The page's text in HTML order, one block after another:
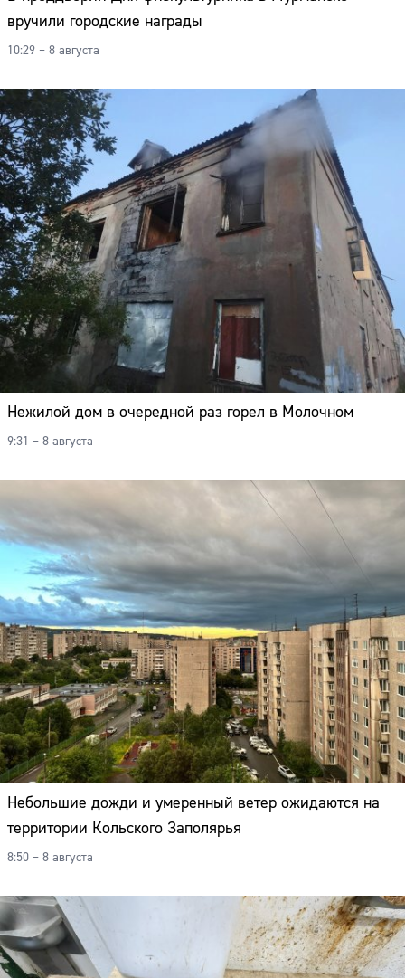
вручили городские награды
10:29 – 8 августа
Нежилой дом в очередной раз горел в Молочном
9:31 – 8 августа
Небольшие дожди и умеренный ветер ожидаются на
территории Кольского Заполярья
8:50 – 8 августа
Адрес: